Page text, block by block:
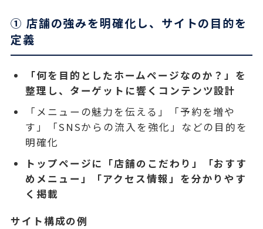
① 店舗の強みを明確化し、サイトの目的を
定義
「何を目的としたホームページなのか？」を
整理し、ターゲットに響くコンテンツ設計
「メニューの魅力を伝える」「予約を増や
す」「SNSからの流入を強化」などの目的を
明確化
トップページに「店舗のこだわり」「おすす
めメニュー」「アクセス情報」を分かりやす
く掲載
サイト構成の例